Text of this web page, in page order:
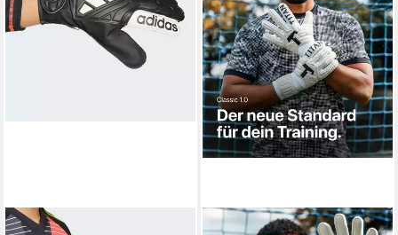
ADIDAS PERFORMANCE T1TAN